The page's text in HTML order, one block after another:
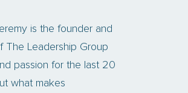
is the founder and
The Leadership Group
passion for the last 20
what makes